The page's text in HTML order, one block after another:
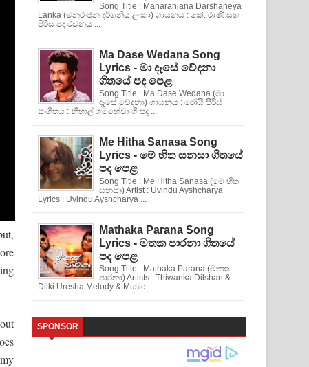
Song Title : Manaranjana Darshaneya
Lanka (මනරංජන දර්ශනීය ලංකා) ගායනය : කේ. රාණි සහ
පිරිස පද රචනය ...
Ma Dase Wedana Song
Lyrics - මා දෑසේ වේදනා
ගීතයේ පද පෙළ
Song Title : Ma Dase Wedana (මා
දෑසේ වේදනා) ගායනය : රෝයි පිරිස්
සංගිතය : නිහාල් ගම්හේවා ගී පද ...
Me Hitha Sanasa Song
Lyrics - මේ හිත සනසා ගීතයේ
පද පෙළ
Song Title : Me Hitha Sanasa (මේ හිත
සනසා) Artist : Uvindu Ayshcharya
Lyrics : Uvindu Ayshcharya ...
Mathaka Parana Song
Lyrics - මතක පාරනා ගීතයේ
පද පෙළ
Song Title : Mathaka Parana (මතක
පාරනා) Artists : Thiwanka Dilshan &
Dilki Uresha Melody & Music ...
SPONSOR